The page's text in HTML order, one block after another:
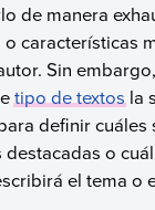
de manera
características
Sin
tipo de textosla
definir cuáles
o
el tema o